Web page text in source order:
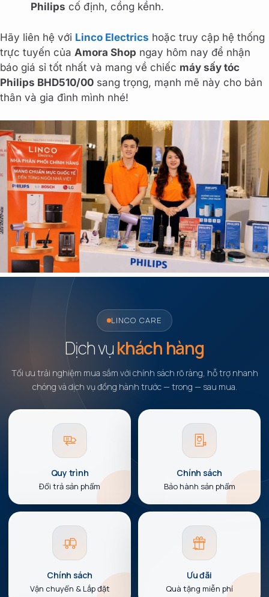
Philips cố định, cồng kềnh.
Hãy liên hệ với Linco Electrics hoặc truy cập hệ thống
trực tuyến của Amora Shop ngay hôm nay để nhận
báo giá sỉ tốt nhất và mang về chiếc máy sấy tóc
Philips BHD510/00 sang trọng, mạnh mẽ này cho bản
thân và gia đình mình nhé!
LINCO CARE
Dịch vụkhách hàng
Tối ưu trải nghiệm mua sắm với chính sách rõ ràng, hỗ trợ nhanh
chóng và dịch vụ đồng hành trước — trong — sau mua.
Quy trình
Đổi trả sản phẩm
Chính sách
Bảo hành sản phẩm
Chính sách
Vận chuyển & Lắp đặt
Ưu đãi
Quà tặng miễn phí